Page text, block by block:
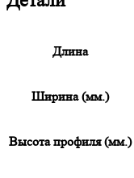
Длина
Ширина (мм.)
Высота профиля (мм.)